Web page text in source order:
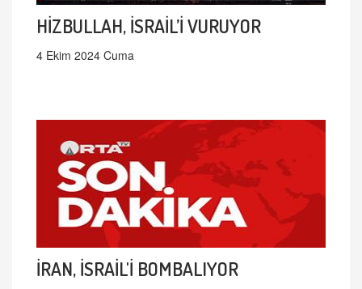
HİZBULLAH, İSRAİL’İ VURUYOR
4 Ekim 2024 Cuma
İRAN, İSRAİL'İ BOMBALIYOR